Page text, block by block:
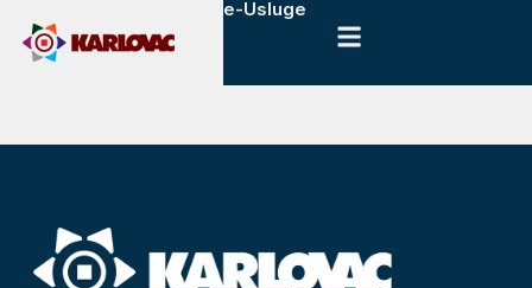
e-Usluge